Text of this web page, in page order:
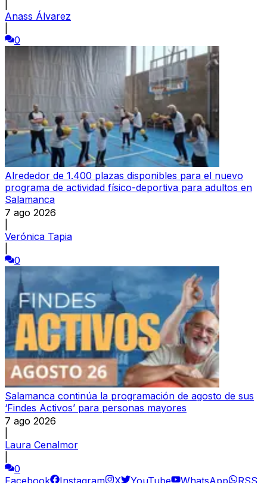
Anass Álvarez
0
Alrededor de 1.400 plazas disponibles para el nuevo
programa de actividad físico-deportiva para adultos en
Salamanca
7 ago 2026
Verónica Tapia
0
Salamanca continúa la programación de agosto de sus
‘Findes Activos’ para personas mayores
7 ago 2026
Laura Cenalmor
0